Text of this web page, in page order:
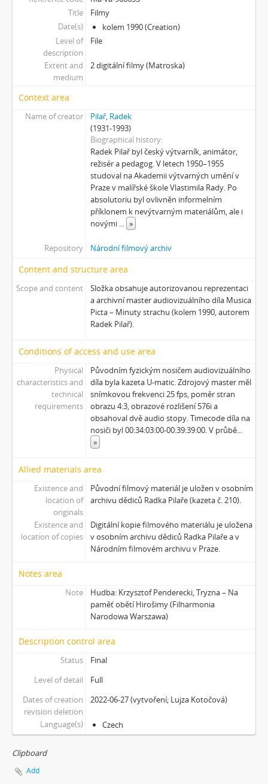
[Subseries] Muránská Zdychava
[Subseries] Meditace
[Subseries] O velikosti významu
[Subseries] Dead or Alive 2
[Subseries] Bílá skála
[Subseries] Hortvs Winariencis Mayrav
[Subseries] Lampyris
[Subseries] Somnia Molitori / Miller’s visions
[Subseries] Na vrcholu / Zebín
[Subseries] Tvář
[Subseries] Kontrasty života
[Subseries] Kosmické turbulence
[Subseries] Cosmos – Křižíkova fontána
Title
Filmy
Date(s)
kolem 1990 (Creation)
Level of
description
File
Extent and
medium
2 digitální filmy (Matroska)
Context area
Name of creator
Pilař, Radek
(1931-1993)
Biographical history
Radek Pilař byl český výtvarník, animátor,
režisér a pedagog. V letech 1950–1955
studoval na Akademii výtvarných umění v
Praze v malířské škole Vlastimila Rady. Po
absolutoriu byl ovlivněn informelním
příklonem k nevýtvarným materiálům, ale i
novými ... »
Repository Národní filmový archiv
Content and structure area
Scope and content
Složka obsahuje autorizovanou reprezentaci
a archivní master audiovizuálního díla Musica
Picta – Minuty strachu (kolem 1990, autorem
Radek Pilař).
Conditions of access and use area
Physical
characteristics and
technical
requirements
Původním fyzickým nosičem audiovizuálního
díla byla kazeta U-matic. Zdrojový master měl
snímkovou frekvenci 25 fps, poměr stran
obrazu 4:3, obrazové rozlišení 576i a
obsahoval dvě audio stopy. Timecode díla na
nosiči byl 00:34:03:00-00:39:39:00. V průbě...
»
Allied materials area
Existence and
location of
originals
Původní filmový materiál je uložen v osobním
archivu dědiců Radka Pilaře (kazeta č. 210).
Existence and
location of copies
Digitální kopie filmového materiálu je uložena
v osobním archivu dědiců Radka Pilaře a v
Národním filmovém archivu v Praze.
Notes area
Note
Hudba: Krzysztof Penderecki, Tryzna – Na
paměť obětí Hirošimy (Filharmonia
Narodowa Warszawa)
Description control area
Status
Final
Level of detail
Full
Dates of creation
revision deletion
2022-06-27 (vytvoření; Lujza Kotočová)
Language(s) Czech
Clipboard
Add